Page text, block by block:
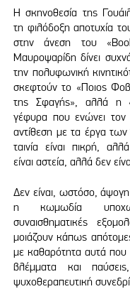
Η σκηνοθεσία της
τη φιλόδοξη αποτυχία
στην άνεση του
Μαυροψαρίδη δίνει
την πολυφωνική
σκεφτούν το «Ποιος
της Σφαγής», αλλά η
γέφυρα που ενώνει
αντίθεση με τα έργα των
ταινία είναι πικρή,
είναι αστεία, αλλά δεν
Δεν είναι, ωστόσο,
η κωμωδία
συναισθηματικές
μοιάζουν κάπως
με καθαρότητα αυτά που
βλέμματα και
ψυχοθεραπευτική